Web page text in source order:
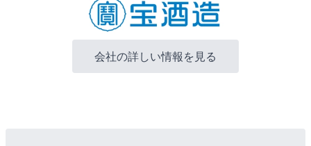
会社の詳しい情報を見る